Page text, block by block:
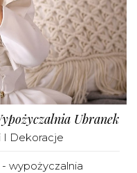
Ubranek
I Dekoracje
wypożyczalnia